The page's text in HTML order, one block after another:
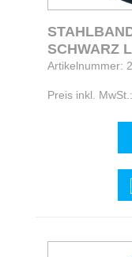
SCHWARZ
Artikelnummer:
Preis inkl.